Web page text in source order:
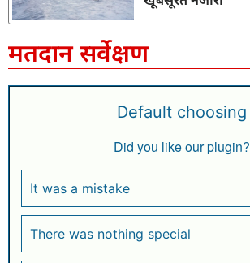
मतदान सर्वेक्षण
Default choosing
Did you like our plugin?
It was a mistake
There was nothing special